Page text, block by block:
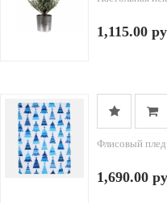
1,115.00
Флисовый
1,690.00